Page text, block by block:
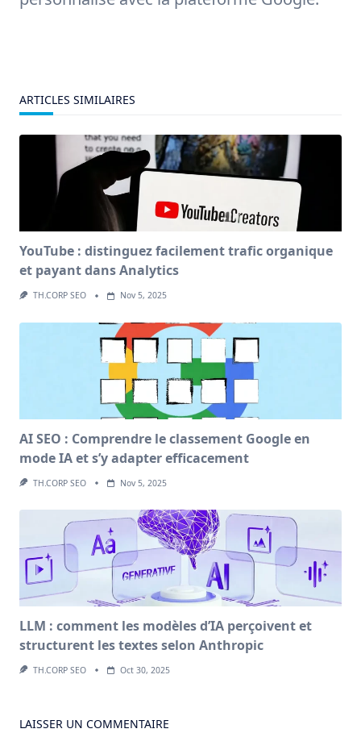
ARTICLES SIMILAIRES
YouTube : distinguez facilement trafic organique
et payant dans Analytics
TH.CORP SEO Nov 5, 2025
AI SEO : Comprendre le classement Google en
mode IA et s’y adapter efficacement
TH.CORP SEO Nov 5, 2025
LLM : comment les modèles d’IA perçoivent et
structurent les textes selon Anthropic
TH.CORP SEO Oct 30, 2025
LAISSER UN COMMENTAIRE